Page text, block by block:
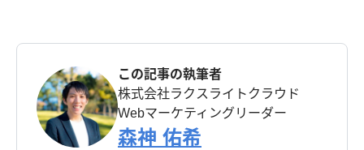
この記事の執筆者
株式会社ラクスライトクラウド
Webマーケティングリーダー
森神 佑希